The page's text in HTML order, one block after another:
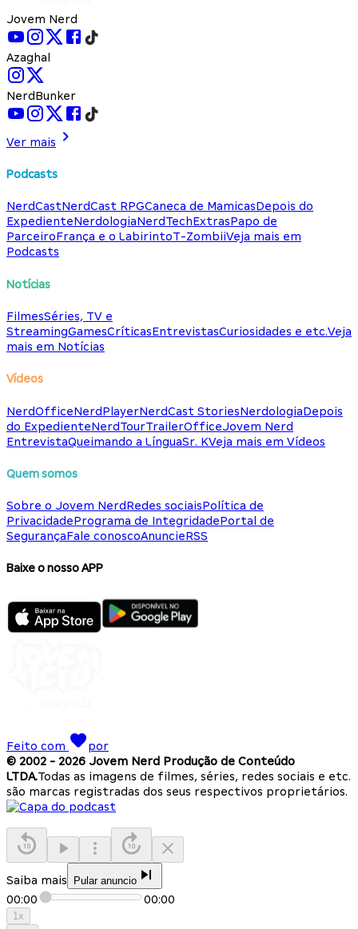
Jovem Nerd
Azaghal
NerdBunker
Ver mais
Podcasts
NerdCastNerdCast RPGCaneca de MamicasDepois do
ExpedienteNerdologiaNerdTechExtrasPapo de
ParceiroFrança e o LabirintoT-ZombiiVeja mais em
Podcasts
Notícias
FilmesSéries, TV e
StreamingGamesCríticasEntrevistasCuriosidades e etc.Veja
mais em Notícias
Vídeos
NerdOfficeNerdPlayerNerdCast StoriesNerdologiaDepois
do ExpedienteNerdTourTrailerOfficeJovem Nerd
EntrevistaQueimando a LínguaSr. KVeja mais em Vídeos
Quem somos
Sobre o Jovem NerdRedes sociaisPolítica de
PrivacidadePrograma de IntegridadePortal de
SegurançaFale conoscoAnuncieRSS
Baixe o nosso APP
Feito com
por
© 2002 - 2026 Jovem Nerd Produção de Conteúdo
LTDA.Todas as imagens de filmes, séries, redes sociais e etc.
são marcas registradas dos seus respectivos proprietários.
Saiba mais Pular anuncio
00:00 00:00
1x